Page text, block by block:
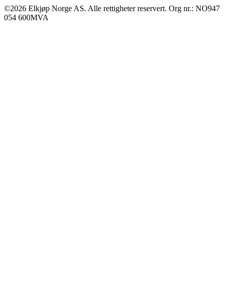
©2026 Elkjøp Norge AS. Alle rettigheter reservert. Org nr.: NO947
054 600MVA